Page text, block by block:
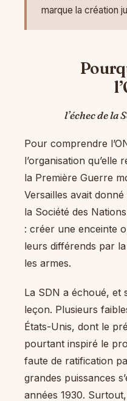
marque la création
l’échec de la
Pour comprendre
l’organisation qu’elle
la Première Guerre
Versailles avait
la Société des
: créer une enceinte
leurs différends par
les armes.
La SDN a échoué, et
leçon. Plusieurs
États-Unis, dont le
pourtant inspiré le
faute de ratification
grandes puissances
années 1930.